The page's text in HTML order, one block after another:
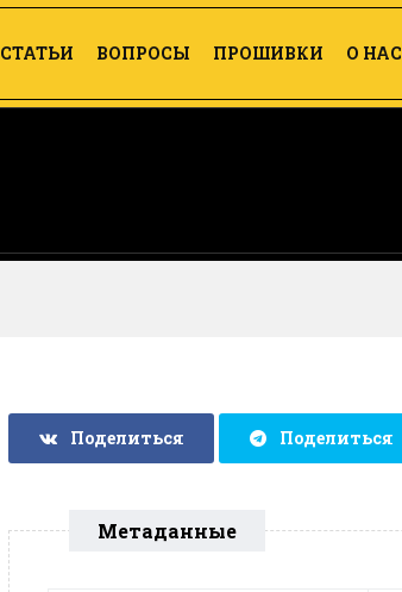
СТАТЬИ ВОПРОСЫ ПРОШИВКИ О НАС
Поделиться Поделиться
Метаданные